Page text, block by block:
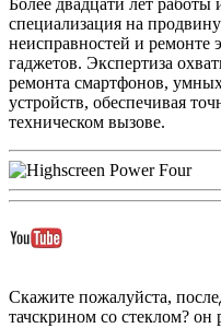
Более двадцати лет
специализация на
неисправностей и ремонте
гаджетов. Экспертиза
ремонта смартфонов,
устройств, обеспечивая
техническом вызове.
Скажите пожалуйста,
тачскрином со стеклом? он